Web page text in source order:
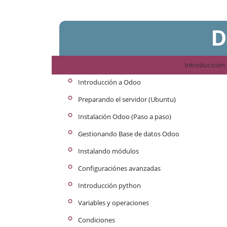
Introducción
° Introducción a Odoo
° Preparando el servidor (Ubuntu)
° Instalación Odoo (Paso a paso)
° Gestionando Base de datos Odoo
° Instalando módulos
° Configuraciónes avanzadas
° Introducción python
° Variables y operaciones
° Condiciones